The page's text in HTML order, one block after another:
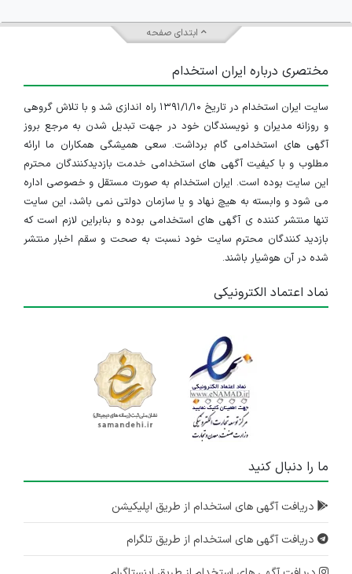
ابتدای صفحه
مختصری درباره ایران استخدام
سایت ایران استخدام در تاریخ ۱۳۹۱/۱/۱۰ راه اندازی شد و با تلاش گروهی
و روزانه مدیران و نویسندگان خود در جهت تبدیل شدن به مرجع بروز
آگهی های استخدامی گام برداشت. سعی همیشگی همکاران ما ارائه
مطلوب و با کیفیت آگهی های استخدامی خدمت بازدیدکنندگان محترم
این سایت بوده است. ایران استخدام به صورت مستقل و خصوصی اداره
می شود و وابسته به هیچ نهاد و یا سازمان دولتی نمی باشد، این سایت
تنها منتشر کننده ی آگهی های استخدامی بوده و بنابراین لازم است که
بازدید کنندگان محترم سایت خود نسبت به صحت و سقم اخبار منتشر
شده در آن هوشیار باشند.
نماد اعتماد الکترونیکی
ما را دنبال کنید
دریافت آگهی های استخدام از طریق اپلیکیشن
دریافت آگهی های استخدام از طریق تلگرام